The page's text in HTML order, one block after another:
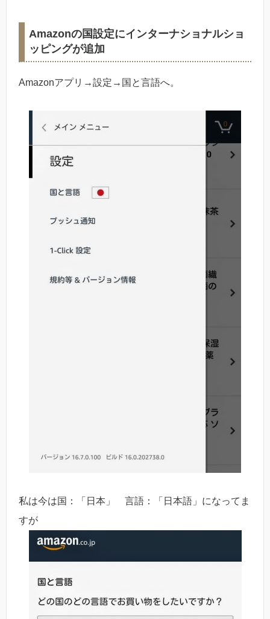
Amazonの国設定にインターナショナルショ
ッピングが追加
Amazonアプリ→設定→国と言語へ。
私は今は国：「日本」 言語：「日本語」になってま
すが